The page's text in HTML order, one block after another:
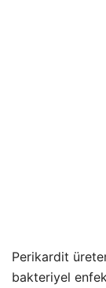
Perikardit
bakteriyel